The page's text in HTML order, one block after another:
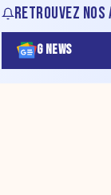
RETROUVEZ
G NEWS